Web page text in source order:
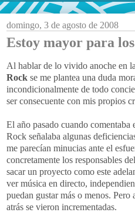
domingo, 3 de agosto de 2008
Estoy mayor para
Al hablar de lo vivido anoche en
Rock se me plantea una duda
incondicionalmente de todo
ser consecuente con mis propios
El año pasado cuando
Rock señalaba algunas
me parecían minucias ante el
concretamente los responsables del
sacar un proyecto como este
ver música en directo,
puedan gustar más o menos. Pero
atrás se vieron incrementadas.